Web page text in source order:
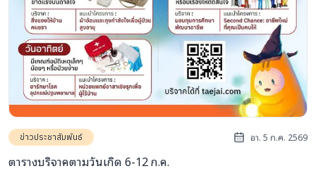
นโยบายความเป็นส่วนตัว
นโยบายการใช้งานคุกกี้
ภาษา: ไทย ENG
ข่าวประชาสัมพันธ์ อา. 5 ก.ค. 2569
ตารางบริจาคตามวันเกิด 6-12 ก.ค.